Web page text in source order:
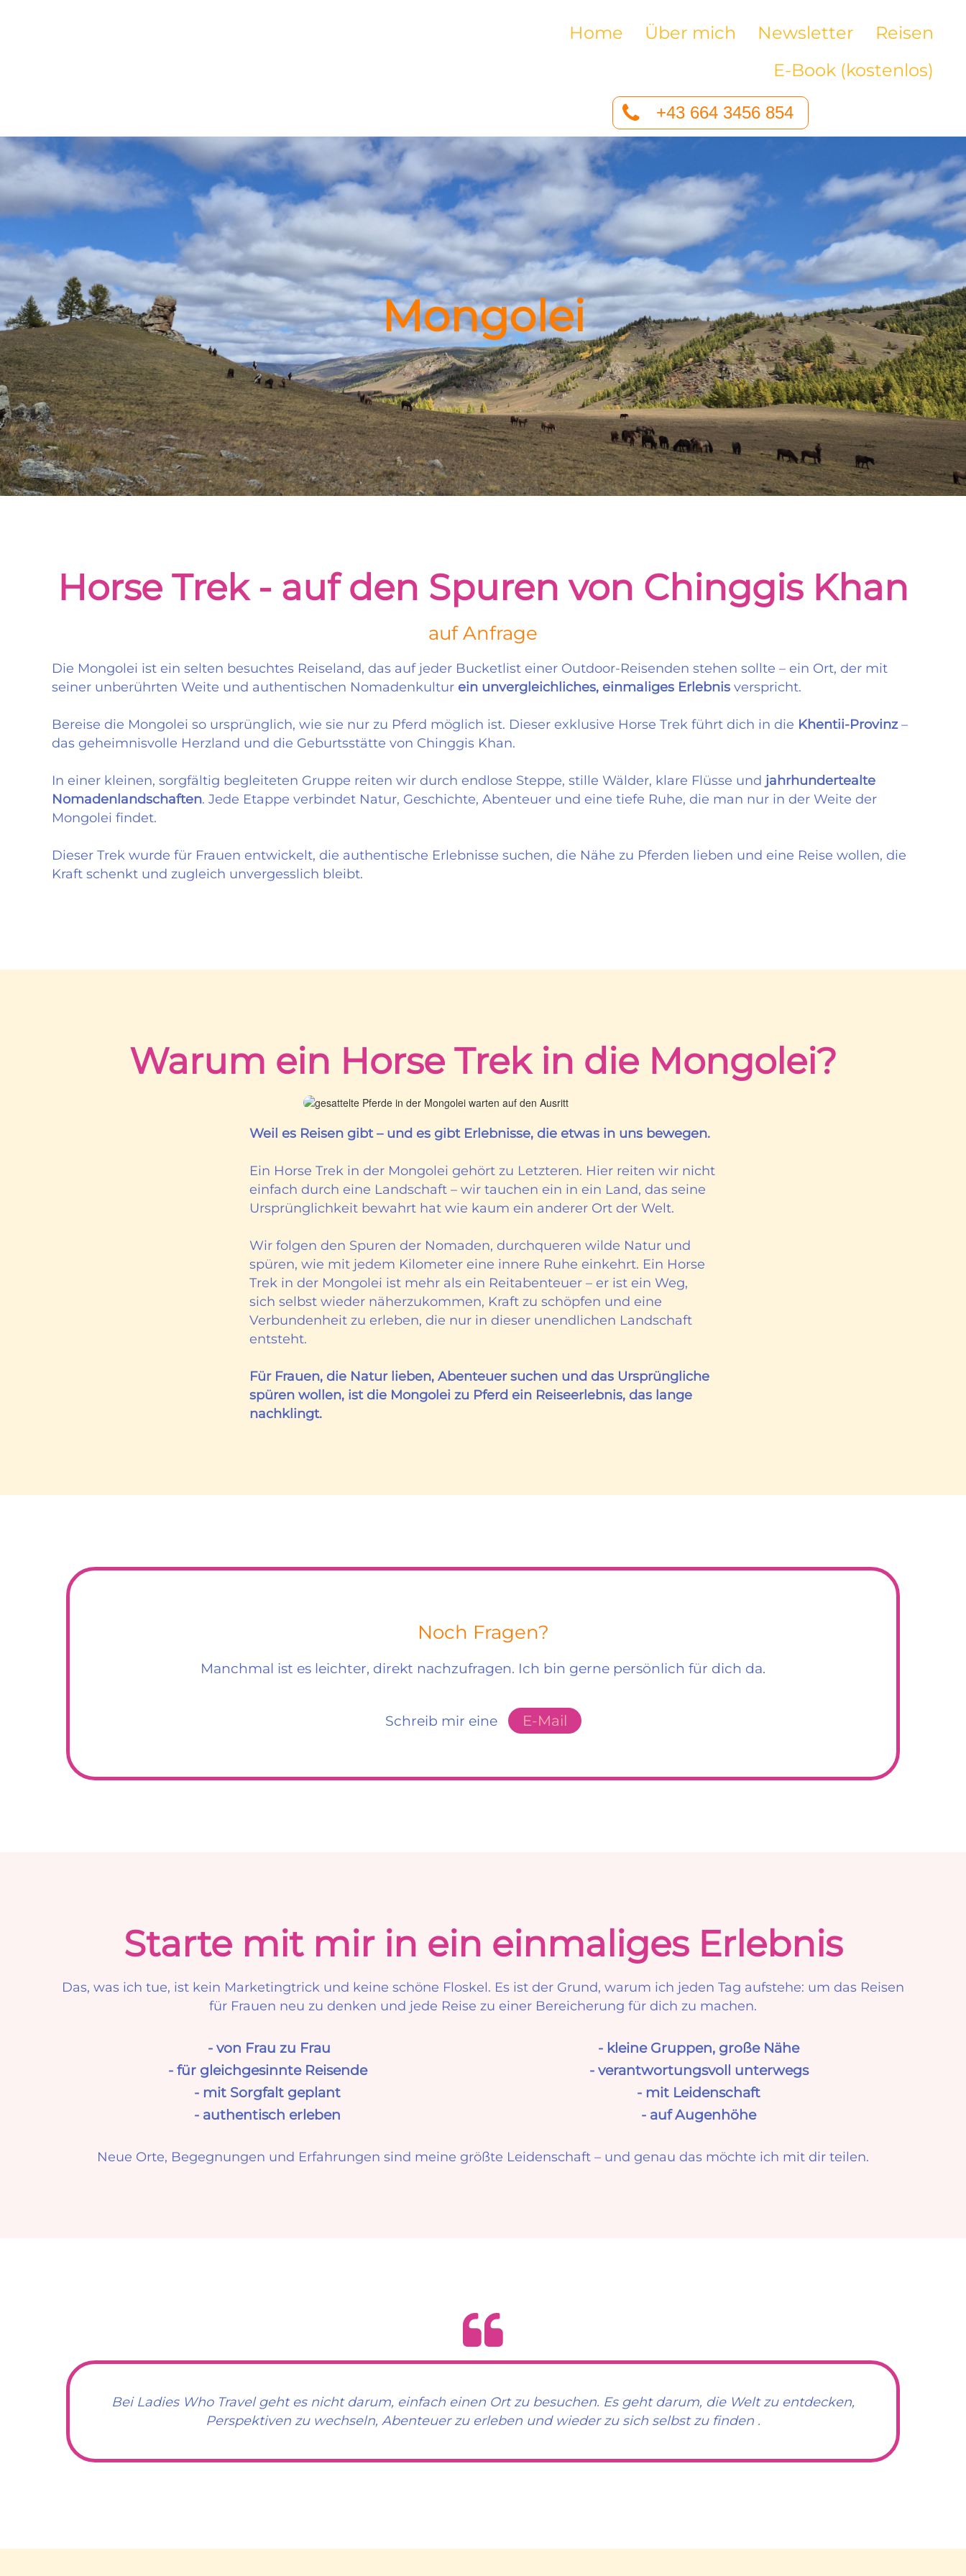
Home Über mich Newsletter
Reisen
E-Book (kostenlos)
 +43 664 3456 854
Mongolei
Horse Trek - auf den Spuren von Chinggis Khan
auf Anfrage
Die Mongolei ist ein selten besuchtes Reiseland, das auf jeder Bucketlist einer Outdoor-Reisenden stehen sollte – ein Ort, der mit
seiner unberührten Weite und authentischen Nomadenkultur ein unvergleichliches, einmaliges Erlebnis verspricht.
Bereise die Mongolei so ursprünglich, wie sie nur zu Pferd möglich ist. Dieser exklusive Horse Trek führt dich in die Khentii-Provinz–
das geheimnisvolle Herzland und die Geburtsstätte von Chinggis Khan.
In einer kleinen, sorgfältig begleiteten Gruppe reiten wir durch endlose Steppe, stille Wälder, klare Flüsse und jahrhundertealte
Nomadenlandschaften. Jede Etappe verbindet Natur, Geschichte, Abenteuer und eine tiefe Ruhe, die man nur in der Weite der
Mongolei findet.
Dieser Trek wurde für Frauen entwickelt, die authentische Erlebnisse suchen, die Nähe zu Pferden lieben und eine Reise wollen, die
Kraft schenkt und zugleich unvergesslich bleibt.
Warum ein Horse Trek in die Mongolei?
Weil es Reisen gibt – und es gibt Erlebnisse, die etwas in uns bewegen.
Ein Horse Trek in der Mongolei gehört zu Letzteren. Hier reiten wir nicht
einfach durch eine Landschaft – wir tauchen ein in ein Land, das seine
Ursprünglichkeit bewahrt hat wie kaum ein anderer Ort der Welt.
Wir folgen den Spuren der Nomaden, durchqueren wilde Natur und
spüren, wie mit jedem Kilometer eine innere Ruhe einkehrt. Ein Horse
Trek in der Mongolei ist mehr als ein Reitabenteuer – er ist ein Weg,
sich selbst wieder näherzukommen, Kraft zu schöpfen und eine
Verbundenheit zu erleben, die nur in dieser unendlichen Landschaft
entsteht.
Für Frauen, die Natur lieben, Abenteuer suchen und das Ursprüngliche
spüren wollen, ist die Mongolei zu Pferd ein Reiseerlebnis, das lange
nachklingt.
Noch Fragen?
Manchmal ist es leichter, direkt nachzufragen. Ich bin gerne persönlich für dich da.
Schreib mir eine E-Mail
Starte mit mir in ein einmaliges Erlebnis
Das, was ich tue, ist kein Marketingtrick und keine schöne Floskel. Es ist der Grund, warum ich jeden Tag aufstehe: um das Reisen
für Frauen neu zu denken und jede Reise zu einer Bereicherung für dich zu machen.
- von Frau zu Frau
- für gleichgesinnte Reisende
- mit Sorgfalt geplant
- authentisch erleben
- kleine Gruppen, große Nähe
- verantwortungsvoll unterwegs
- mit Leidenschaft
- auf Augenhöhe
Neue Orte, Begegnungen und Erfahrungen sind meine größte Leidenschaft – und genau das möchte ich mit dir teilen.

Bei Ladies Who Travel geht es nicht darum, einfach einen Ort zu besuchen. Es geht darum, die Welt zu entdecken,
Perspektiven zu wechseln, Abenteuer zu erleben und wieder zu sich selbst zu finden .